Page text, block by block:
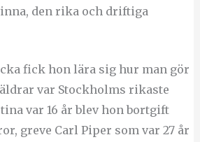
den rika och driftiga
fick hon lära sig hur man gör
var Stockholms rikaste
var 16 år blev hon bortgift
greve Carl Piper som var 27 år